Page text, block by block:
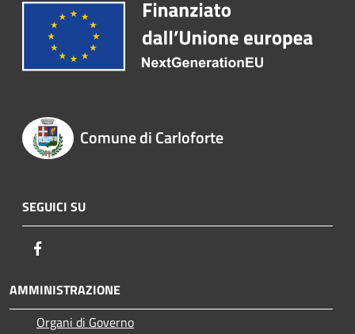
Comune di Carloforte
SEGUICI SU
AMMINISTRAZIONE
Organi di Governo